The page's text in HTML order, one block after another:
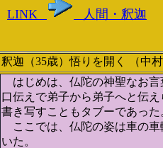
LINK 人間・釈迦
釈迦（35歳）悟りを開く
（中
はじめは、仏陀の神聖なお言
口伝えで弟子から弟子へと伝
書き写すこともタブーであっ
ここでは、仏陀の姿は車の車
いた。